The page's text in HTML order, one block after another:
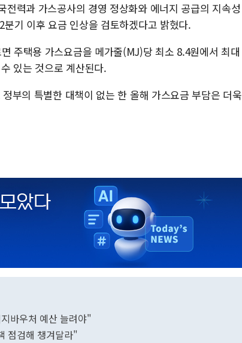
력과 가스공사의 경영 정상화와 에너지 공급의 지속성
기 이후 요금 인상을 검토하겠다고 밝혔다.
주택용 가스요금을 메가줄(MJ)당 최소 8.4원에서 최대
있는 것으로 계산된다.
부의 특별한 대책이 없는 한 올해 가스요금 부담은 더욱
바우처 예산 늘려야"
점검해 챙겨달라"